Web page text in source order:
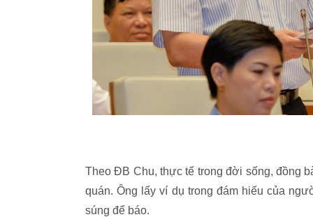
Theo ĐB Chu, thực tế trong đời sống, đồng
quán. Ông lấy ví dụ trong đám hiếu của
súng để báo.